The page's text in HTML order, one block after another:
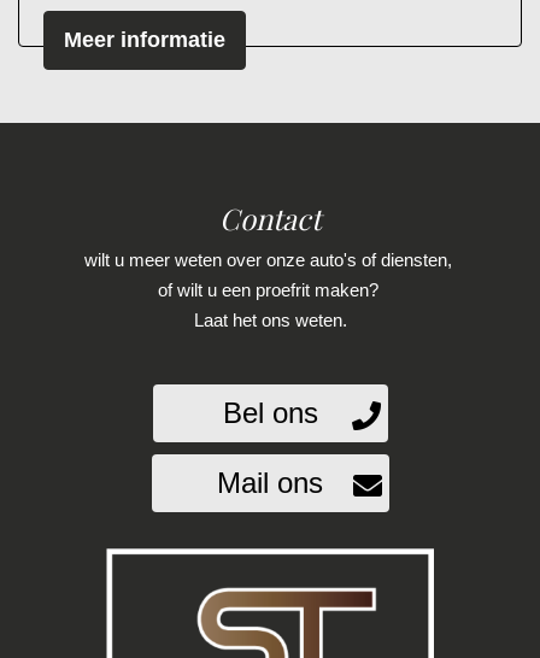
Elektrische ramen achter
Elektrische ramen voor en achter
Lederen/stof bekleding
Passagiersstoel in hoogte verstelbaar
Stuur verstelbaar
Stuur verwarmd
Voorstoelen verwarmd
Overige
Achteropkomend verkeer waarschuwing
Anti blokkeer systeem
met de verkoper voor aanvullende vragen.
Meer informatie
Contact
wilt u meer weten over onze auto's of diensten,
of wilt u een proefrit maken?
Laat het ons weten.
Bel ons
Mail ons